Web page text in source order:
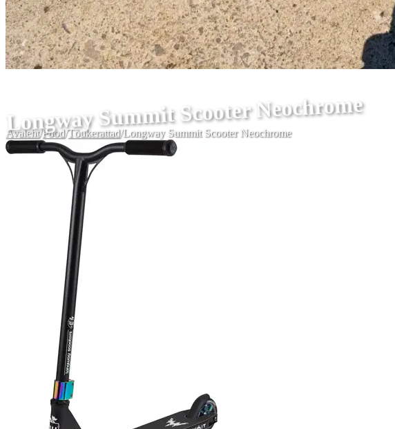
Longway Summit Scooter Neochrome
Avaleht/Pood/Tõukerattad/Longway Summit Scooter Neochrome